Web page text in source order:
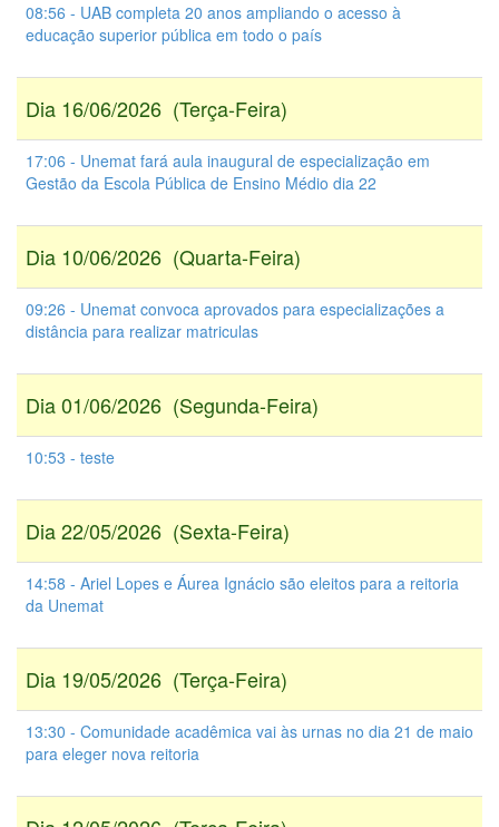
08:56 - UAB completa 20 anos ampliando o acesso à
educação superior pública em todo o país
Dia 16/06/2026 (Terça-Feira)
17:06 - Unemat fará aula inaugural de especialização em
Gestão da Escola Pública de Ensino Médio dia 22
Dia 10/06/2026 (Quarta-Feira)
09:26 - Unemat convoca aprovados para especializações a
distância para realizar matriculas
Dia 01/06/2026 (Segunda-Feira)
10:53 - teste
Dia 22/05/2026 (Sexta-Feira)
14:58 - Ariel Lopes e Áurea Ignácio são eleitos para a reitoria
da Unemat
Dia 19/05/2026 (Terça-Feira)
13:30 - Comunidade acadêmica vai às urnas no dia 21 de maio
para eleger nova reitoria